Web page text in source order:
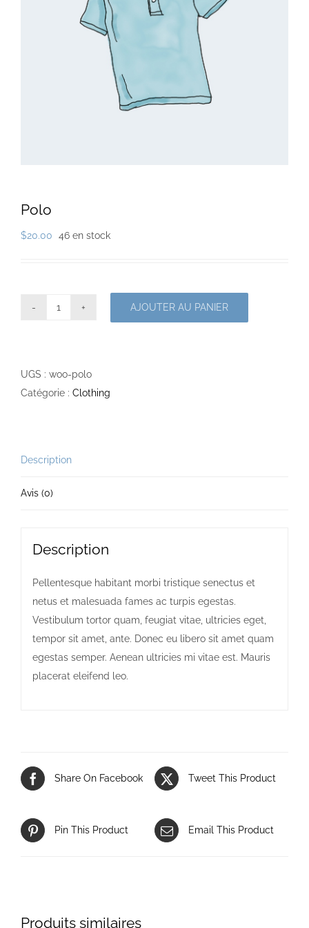
Polo
$20.00 46 en stock
AJOUTER AU PANIER
UGS : woo-polo
Catégorie : Clothing
Description
Avis (0)
Description
Pellentesque habitant morbi tristique senectus et
netus et malesuada fames ac turpis egestas.
Vestibulum tortor quam, feugiat vitae, ultricies eget,
tempor sit amet, ante. Donec eu libero sit amet quam
egestas semper. Aenean ultricies mi vitae est. Mauris
placerat eleifend leo.
Share On Facebook Tweet This Product
Pin This Product Email This Product
Produits similaires